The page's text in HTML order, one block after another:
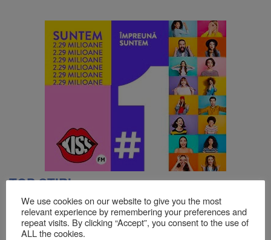
TOP ȘTIRI
Se schimbă examenul de medic specialist. Subiecte unice în toată
țara, aceeași oră și același barem
We use cookies on our website to give you the most
relevant experience by remembering your preferences and
repeat visits. By clicking “Accept”, you consent to the use of
ALL the cookies.